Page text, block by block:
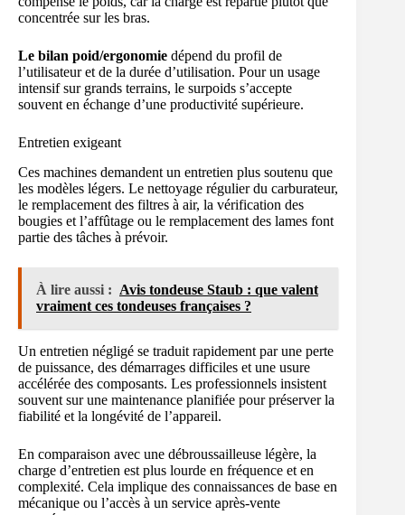
concentrée sur les bras.
Le bilan poid/ergonomie dépend du profil de
l’utilisateur et de la durée d’utilisation. Pour un usage
intensif sur grands terrains, le surpoids s’accepte
souvent en échange d’une productivité supérieure.
Entretien exigeant
Ces machines demandent un entretien plus soutenu que
les modèles légers. Le nettoyage régulier du carburateur,
le remplacement des filtres à air, la vérification des
bougies et l’affûtage ou le remplacement des lames font
partie des tâches à prévoir.
À lire aussi : Avis tondeuse Staub : que valent
vraiment ces tondeuses françaises ?
Un entretien négligé se traduit rapidement par une perte
de puissance, des démarrages difficiles et une usure
accélérée des composants. Les professionnels insistent
souvent sur une maintenance planifiée pour préserver la
fiabilité et la longévité de l’appareil.
En comparaison avec une débroussailleuse légère, la
charge d’entretien est plus lourde en fréquence et en
complexité. Cela implique des connaissances de base en
mécanique ou l’accès à un service après-vente